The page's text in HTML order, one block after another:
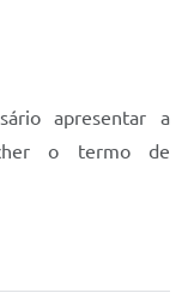
apresentar a
o termo de